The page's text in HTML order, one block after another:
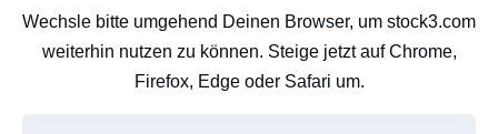
Wechsle bitte umgehend Deinen Browser, um stock3.com
weiterhin nutzen zu können. Steige jetzt auf Chrome,
Firefox, Edge oder Safari um.